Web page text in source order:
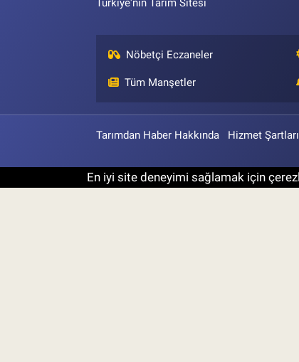
Türkiye'nin Tarım Sitesi
Nöbetçi Eczaneler
Tüm Manşetler
Tarımdan Haber Hakkında Hizmet
En iyi site deneyimi sağlamak için